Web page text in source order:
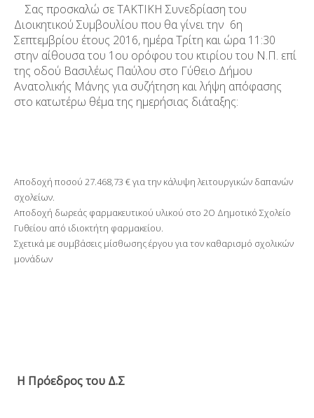
Σας προσκαλώ σε ΤΑΚΤΙΚΗ Συνεδρίαση του
Διοικητικού Συμβουλίου που θα γίνει την 6η
Σεπτεμβρίου έτους 2016, ημέρα Τρίτη και ώρα 11:30
στην αίθουσα του 1 ου ορόφου του κτιρίου του Ν.Π. επί
της οδού Βασιλέως Παύλου στο Γύθειο Δήμου
Ανατολικής Μάνης για συζήτηση και λήψη απόφασης
στο κατωτέρω θέμα της ημερήσιας διάταξης:
Aποδοχή ποσού 27.468,73 € για την κάλυψη λειτουργικών δαπανών
σχολείων.
Aποδοχή δωρεάς φαρμακευτικού υλικού στο 2Ο Δημοτικό Σχολείο
Γυθείου από ιδιοκτήτη φαρμακείου.
Σχετικά με συμβάσεις μίσθωσης έργου για τον καθαρισμό σχολικών
μονάδων
H Πρόεδρος του Δ.Σ